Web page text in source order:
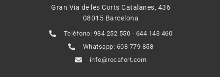
Gran Via de les Corts Catalanes, 436
08015 Barcelona
Teléfono: 934 252 550 - 644 143 460
Whatsapp: 608 779 858
info@rocafort.com